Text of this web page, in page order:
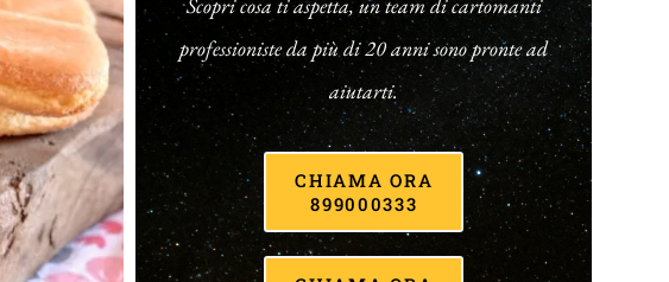
Scopri cosa ti aspetta, un team di cartomanti
professioniste da più di 20 anni sono pronte ad
aiutarti.
CHIAMA ORA
899000333